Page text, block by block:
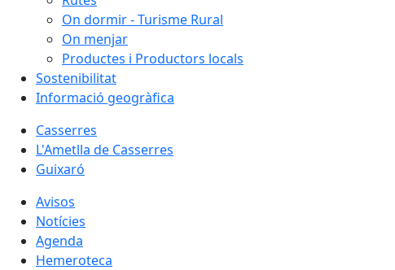
On dormir - Turisme Rural
On menjar
Productes i Productors locals
Sostenibilitat
Informació geogràfica
Casserres
L'Ametlla de Casserres
Guixaró
Avisos
Notícies
Agenda
Hemeroteca